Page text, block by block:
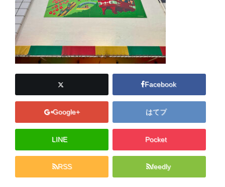
Facebook
Google+ はてブ
LINE Pocket
RSS feedly